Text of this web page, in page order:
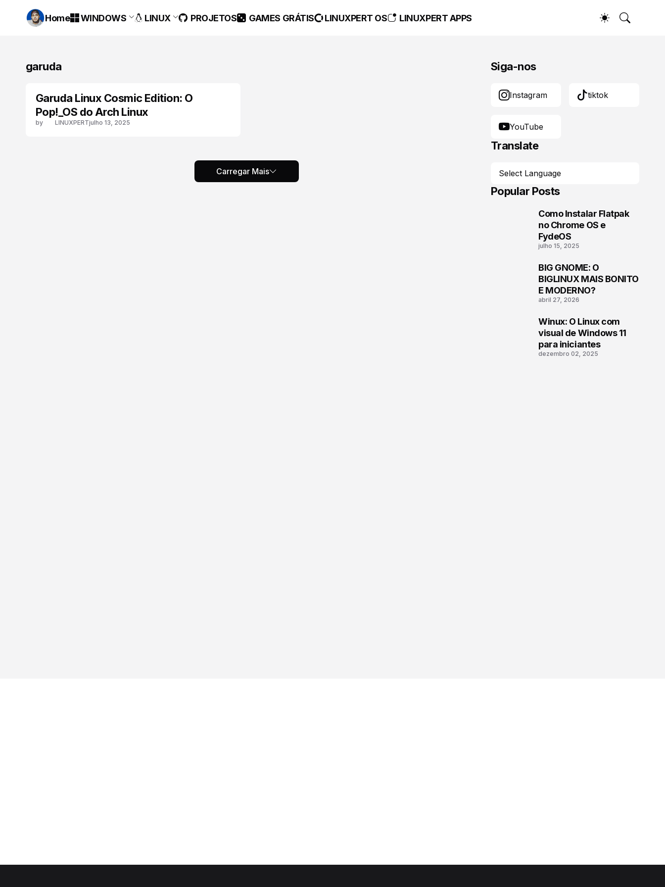
Home WINDOWS LINUX PROJETOS GAMES GRÁTIS LINUXPERT OS LINUXPERT APPS
garuda
ARCHLINUX
Garuda Linux Cosmic Edition: O
Pop!_OS do Arch Linux
by LINUXPERTjulho 13, 2025
Carregar Mais
Siga-nos
Instagram tiktok
YouTube
Translate
Popular Posts
Como Instalar Flatpak
no Chrome OS e
FydeOS
julho 15, 2025
BIG GNOME: O
BIGLINUX MAIS BONITO
E MODERNO?
abril 27, 2026
Winux: O Linux com
visual de Windows 11
para iniciantes
dezembro 02, 2025